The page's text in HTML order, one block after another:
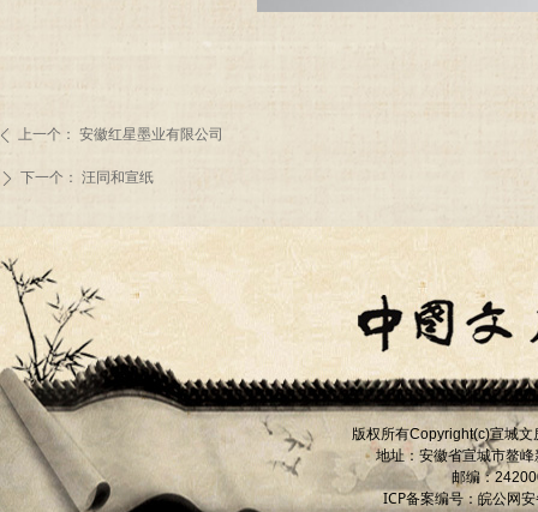
上一个： 安徽红星墨业有限公司
ꄲ 下一个： 汪同和宣纸
版权所有Copyright(c)宣城文
地址：安徽省宣城市鳌峰
邮编：
ICP备案编号： 皖公网